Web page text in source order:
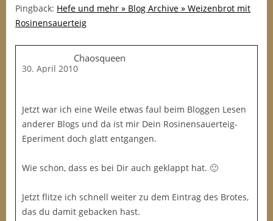
Pingback: Hefe und mehr » Blog Archive » Weizenbrot mit
Rosinensauerteig
Chaosqueen
30. April 2010
Jetzt war ich eine Weile etwas faul beim Bloggen Lesen
anderer Blogs und da ist mir Dein Rosinensauerteig-
Eperiment doch glatt entgangen.
Wie schön, dass es bei Dir auch geklappt hat. 🙂
Jetzt flitze ich schnell weiter zu dem Eintrag des Brotes,
das du damit gebacken hast.